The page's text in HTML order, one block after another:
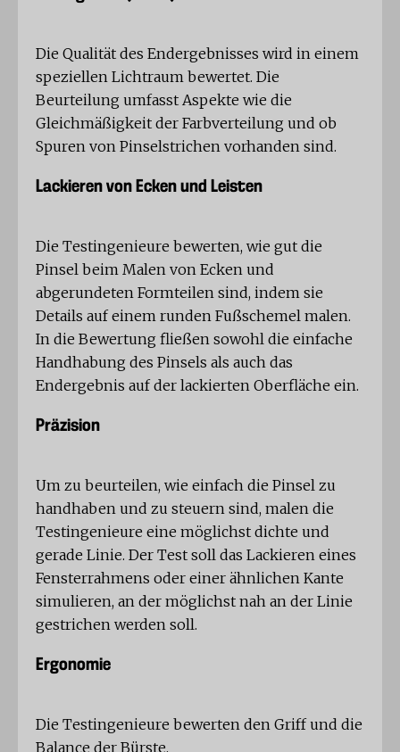
Die Qualität des Endergebnisses wird in einem
speziellen Lichtraum bewertet. Die
Beurteilung umfasst Aspekte wie die
Gleichmäßigkeit der Farbverteilung und ob
Spuren von Pinselstrichen vorhanden sind.
Lackieren von Ecken und Leisten
Die Testingenieure bewerten, wie gut die
Pinsel beim Malen von Ecken und
abgerundeten Formteilen sind, indem sie
Details auf einem runden Fußschemel malen.
In die Bewertung fließen sowohl die einfache
Handhabung des Pinsels als auch das
Endergebnis auf der lackierten Oberfläche ein.
Präzision
Um zu beurteilen, wie einfach die Pinsel zu
handhaben und zu steuern sind, malen die
Testingenieure eine möglichst dichte und
gerade Linie. Der Test soll das Lackieren eines
Fensterrahmens oder einer ähnlichen Kante
simulieren, an der möglichst nah an der Linie
gestrichen werden soll.
Ergonomie
Die Testingenieure bewerten den Griff und die
Balance der Bürste.